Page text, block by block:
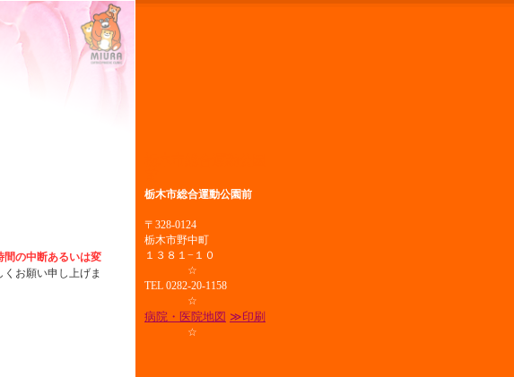
栃木市総合運動公園前
〒328-0124
栃木市野中町
１３８１−１０
☆
TEL 0282-20-1158
☆
病院・医院地図 ≫印刷
☆
間の中断あるいは変
お願い申し上げま